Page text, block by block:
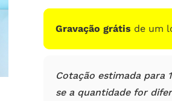
clientes
Gravação grátis de um
Cotação estimada para
se a quantidade for